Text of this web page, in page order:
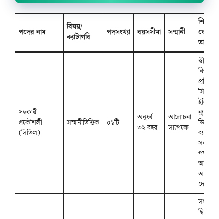
পদের নাম
বিষয়/
ক্যাটাগরি
পদসংখ্যা বয়সসীমা সম্মানী
সহকারী
প্রকৌশলী
(সিভিল)
সম্মানীভিত্তিক ০১টি
অনূর্ধ্ব
৩২ বছর
আলোচনা
সাপেক্ষে
স্বীকৃত
সিভিল
ন্যূনতম
ডিগ্রি।
দেওয়া
সংশ্লিষ্ট
দ্বিতীয়